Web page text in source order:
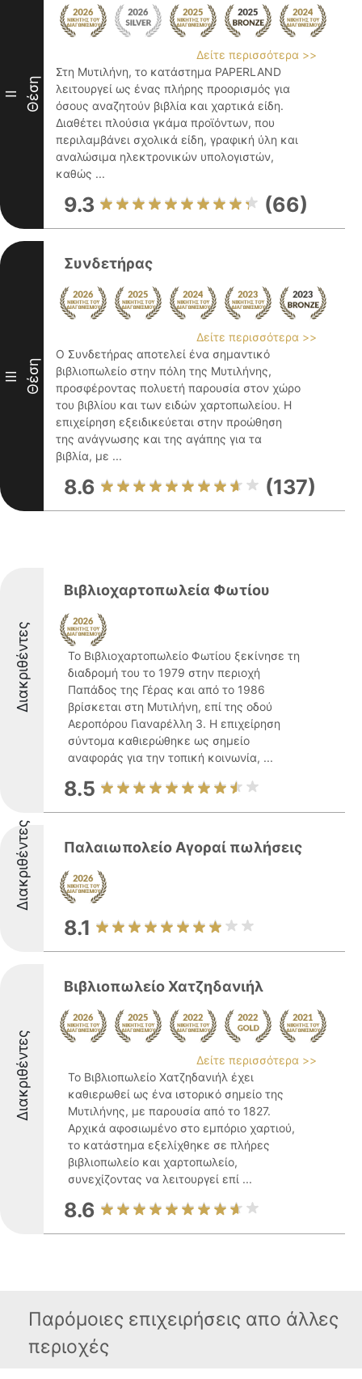
II Θέση
Δείτε περισσότερα >>
Στη Μυτιλήνη, το κατάστημα PAPERLAND
λειτουργεί ως ένας πλήρης προορισμός για
όσους αναζητούν βιβλία και χαρτικά είδη.
Διαθέτει πλούσια γκάμα προϊόντων, που
περιλαμβάνει σχολικά είδη, γραφική ύλη και
αναλώσιμα ηλεκτρονικών υπολογιστών,
καθώς ...
9.3 (66)
III Θέση
Συνδετήρας
Δείτε περισσότερα >>
Ο Συνδετήρας αποτελεί ένα σημαντικό
βιβλιοπωλείο στην πόλη της Μυτιλήνης,
προσφέροντας πολυετή παρουσία στον χώρο
του βιβλίου και των ειδών χαρτοπωλείου. Η
επιχείρηση εξειδικεύεται στην προώθηση
της ανάγνωσης και της αγάπης για τα
βιβλία, με ...
8.6 (137)
Διακριθέντες
Βιβλιοχαρτοπωλεία Φωτίου
Το Βιβλιοχαρτοπωλείο Φωτίου ξεκίνησε τη
διαδρομή του το 1979 στην περιοχή
Παπάδος της Γέρας και από το 1986
βρίσκεται στη Μυτιλήνη, επί της οδού
Αεροπόρου Γιαναρέλλη 3. Η επιχείρηση
σύντομα καθιερώθηκε ως σημείο
αναφοράς για την τοπική κοινωνία, ...
8.5
Διακριθέντες Παλαιωπολείο Αγοραί πωλήσεις
8.1
Διακριθέντες
Βιβλιοπωλείο Χατζηδανιήλ
Δείτε περισσότερα >>
Το Βιβλιοπωλείο Χατζηδανιήλ έχει
καθιερωθεί ως ένα ιστορικό σημείο της
Μυτιλήνης, με παρουσία από το 1827.
Αρχικά αφοσιωμένο στο εμπόριο χαρτιού,
το κατάστημα εξελίχθηκε σε πλήρες
βιβλιοπωλείο και χαρτοπωλείο,
συνεχίζοντας να λειτουργεί επί ...
8.6
Παρόμοιες επιχειρήσεις απο άλλες
περιοχές